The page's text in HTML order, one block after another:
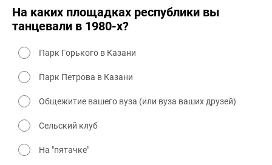
На каких площадках республики вы
танцевали в 1980-х?
Парк Горького в Казани
Парк Петрова в Казани
Общежитие вашего вуза (или вуза ваших друзей)
Сельский клуб
На "пятачке"